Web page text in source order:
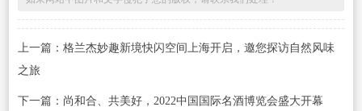
上一篇：格兰杰妙趣新境快闪空间上海开启，邀您探访自然风味
之旅
下一篇：尚和合、共美好，2022中国国际名酒博览会盛大开幕